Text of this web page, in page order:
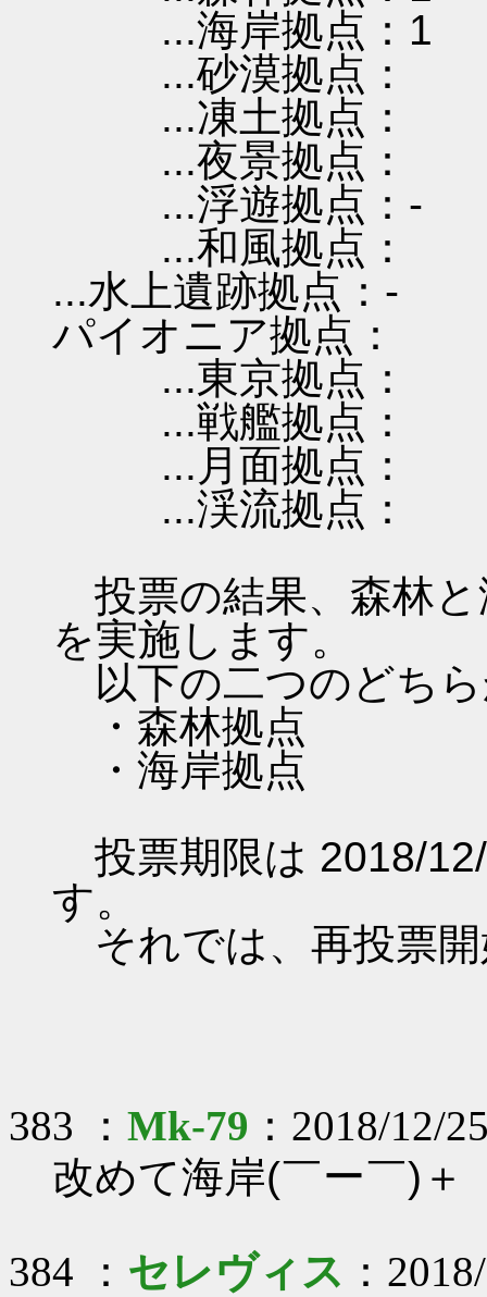
...海岸拠点：1
...砂漠拠点：
...凍土拠点：
...夜景拠点：
...浮遊拠点：-
...和風拠点：
...水上遺跡拠点：-
パイオニア拠点：
...東京拠点：
...戦艦拠点：
...月面拠点：
...渓流拠点：
投票の結果、森林と
を実施します。
以下の二つのどち
・森林拠点
・海岸拠点
投票期限は 2018/
す。
それでは、再投票開
383 ： Mk-79 ：2018/12/
改めて海岸(￣ー￣)＋
384 ： セレヴィス ：